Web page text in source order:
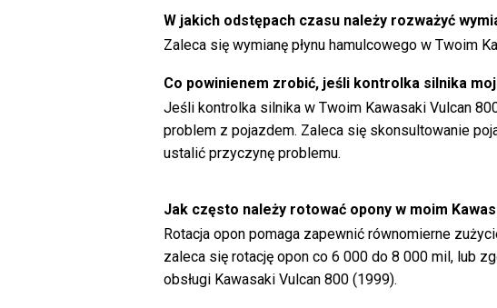
W jakich odstępach czasu należy rozważyć
Zaleca się wymianę płynu hamulcowego w Twoim
Co powinienem zrobić, jeśli kontrolka silnika
Jeśli kontrolka silnika w Twoim Kawasaki Vulcan
problem z pojazdem. Zaleca się skonsultowanie
ustalić przyczynę problemu.
Jak często należy rotować opony w moim
Rotacja opon pomaga zapewnić równomierne
zaleca się rotację opon co 6 000 do 8 000 mil, lub
obsługi Kawasaki Vulcan 800 (1999).